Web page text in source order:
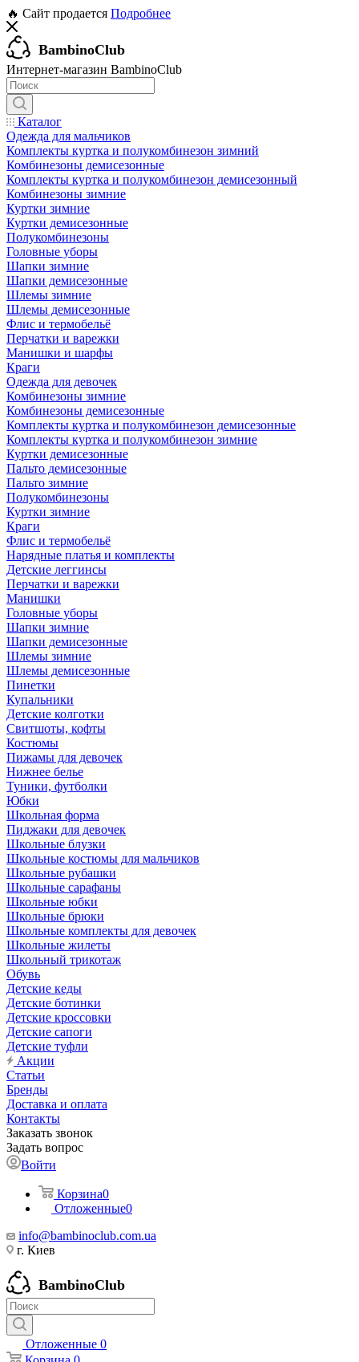
🔥 Сайт продается Подробнее
BambinoClub
Интернет-магазин BambinoClub
Каталог
Одежда для мальчиков
Комплекты куртка и полукомбинезон зимний
Комбинезоны демисезонные
Комплекты куртка и полукомбинезон демисезонный
Комбинезоны зимние
Куртки зимние
Куртки демисезонные
Полукомбинезоны
Головные уборы
Шапки зимние
Шапки демисезонные
Шлемы зимние
Шлемы демисезонные
Флис и термобельё
Перчатки и варежки
Манишки и шарфы
Краги
Одежда для девочек
Комбинезоны зимние
Комбинезоны демисезонные
Комплекты куртка и полукомбинезон демисезонные
Комплекты куртка и полукомбинезон зимние
Куртки демисезонные
Пальто демисезонные
Пальто зимние
Полукомбинезоны
Куртки зимние
Краги
Флис и термобельё
Нарядные платья и комплекты
Детские леггинсы
Перчатки и варежки
Манишки
Головные уборы
Шапки зимние
Шапки демисезонные
Шлемы зимние
Шлемы демисезонные
Пинетки
Купальники
Детские колготки
Свитшоты, кофты
Костюмы
Пижамы для девочек
Нижнее белье
Туники, футболки
Юбки
Школьная форма
Пиджаки для девочек
Школьные блузки
Школьные костюмы для мальчиков
Школьные рубашки
Школьные сарафаны
Школьные юбки
Школьные брюки
Школьные комплекты для девочек
Школьные жилеты
Школьный трикотаж
Обувь
Детские кеды
Детские ботинки
Детские кроссовки
Детские сапоги
Детские туфли
Акции
Статьи
Бренды
Доставка и оплата
Контакты
Заказать звонок
Задать вопрос
Войти
Корзина0
Отложенные0
info@bambinoclub.com.ua
г. Киев
BambinoClub
Отложенные 0